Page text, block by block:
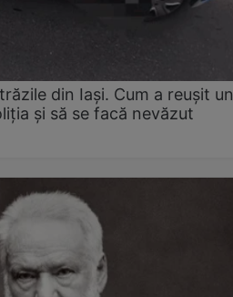
din Iași. Cum a reușit un
și să se facă nevăzut